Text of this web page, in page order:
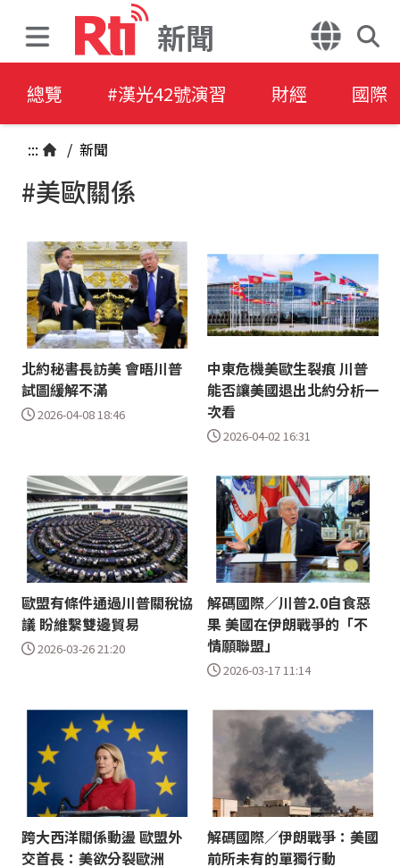
新聞
總覽 #漢光42號演習 財經 國際
::: / 新聞
#美歐關係
北約秘書長訪美 會晤川普
試圖緩解不滿
2026-04-08 18:46
中東危機美歐生裂痕 川普
能否讓美國退出北約分析一
次看
2026-04-02 16:31
歐盟有條件通過川普關稅協
議 盼維繫雙邊貿易
2026-03-26 21:20
解碼國際／川普2.0自食惡
果 美國在伊朗戰爭的「不
情願聯盟」
2026-03-17 11:14
跨大西洋關係動盪 歐盟外
交首長：美欲分裂歐洲
解碼國際／伊朗戰爭：美國
前所未有的單獨行動